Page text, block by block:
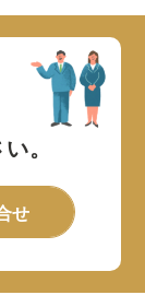
。
せ